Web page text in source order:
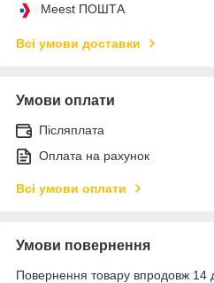
Meest ПОШТА
Всі умови доставки
Умови оплати
Післяплата
Оплата на рахунок
Всі умови оплати
Умови повернення
Повернення товару впродовж 14